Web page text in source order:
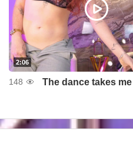
2:06
The dance takes
148